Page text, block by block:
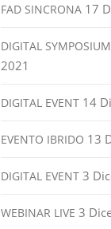
FAD SINCRONA 17
DIGITAL SYMPOSIUM
2021
DIGITAL EVENT 14
EVENTO IBRIDO 13
DIGITAL EVENT 3
WEBINAR LIVE 3